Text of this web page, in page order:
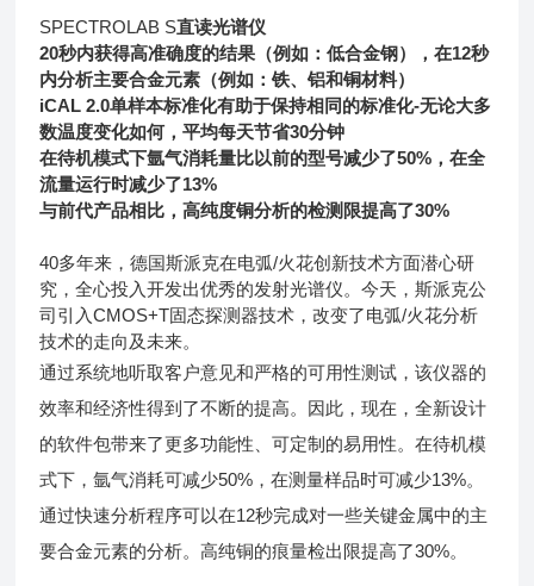
SPECTROLAB S直读光谱仪
20秒内获得高准确度的结果（例如：低合金钢），在12秒
内分析主要合金元素（例如：铁、铝和铜材料）
iCAL 2.0单样本标准化有助于保持相同的标准化-无论大多
数温度变化如何，平均每天节省30分钟
在待机模式下氩气消耗量比以前的型号减少了50%，在全
流量运行时减少了13%
与前代产品相比，高纯度铜分析的检测限提高了30%
40多年来，德国斯派克在电弧/火花创新技术方面潜心研
究，全心投入开发出优秀的发射光谱仪。今天，斯派克公
司引入CMOS+T固态探测器技术，改变了电弧/火花分析
技术的走向及未来。
通过系统地听取客户意见和严格的可用性测试，该仪器的
效率和经济性得到了不断的提高。因此，现在，全新设计
的软件包带来了更多功能性、可定制的易用性。在待机模
式下，氩气消耗可减少50%，在测量样品时可减少13%。
通过快速分析程序可以在12秒完成对一些关键金属中的主
要合金元素的分析。高纯铜的痕量检出限提高了30%。